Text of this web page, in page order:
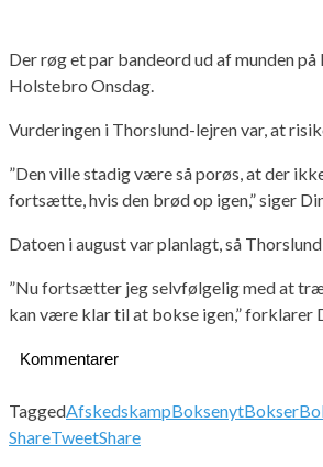
Der røg et par bandeord ud af munden
Holstebro Onsdag.
Vurderingen i Thorslund-lejren var, at
”Den ville stadig være så porøs, at der
fortsætte, hvis den brød op igen,” siger
Datoen i august var planlagt, så
”Nu fortsætter jeg selvfølgelig med at
kan være klar til at bokse igen,” forklarer
Kommentarer
TaggedAfskedskampBoksenytBokser
ShareTweetShare